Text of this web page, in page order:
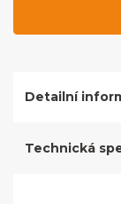
Detailní
Technická